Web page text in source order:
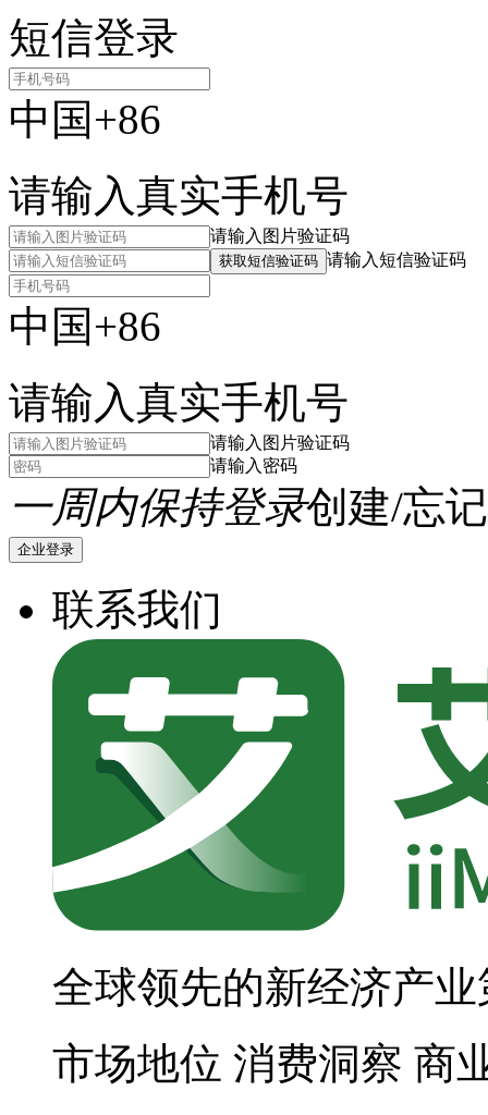
短信登录
中国+86
请输入真实手机号
请输入图片验证码
获取短信验证码 请输入短信验证码
中国+86
请输入真实手机号
请输入图片验证码
请输入密码
一周内保持登录创建/忘
企业登录
联系我们
全球领先的新经济产
市场地位 消费洞察 商